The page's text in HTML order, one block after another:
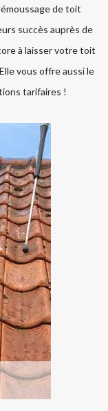
de toit
succès auprès de
à laisser votre toit
vous offre aussi le
tarifaires !